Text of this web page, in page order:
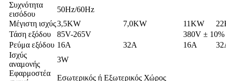
Συχνότητα
εισόδου
50Hz/60Hz
Μέγιστη ισχύς3,5KW 7,0KW 11KW
Τάση εξόδου
85V-265V
380V ± 10%
Ρεύμα εξόδου 16Α 32Α 16Α
Ισχύς
αναμονής
3W
Εφαρμοστέα
Εσωτερικός ή Εξωτερικός Χώρος